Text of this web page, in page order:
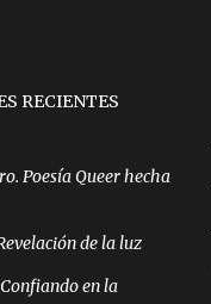
RECIENTES
Poesía Queer hecha
de la luz
en la